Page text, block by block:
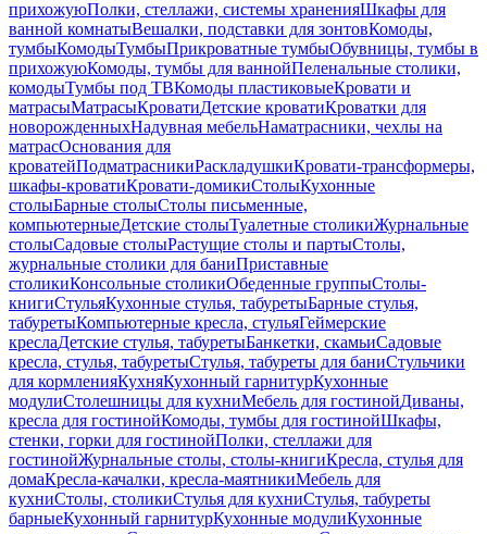
прихожуюПолки, стеллажи, системы храненияШкафы для
ванной комнатыВешалки, подставки для зонтовКомоды,
тумбыКомодыТумбыПрикроватные тумбыОбувницы, тумбы в
прихожуюКомоды, тумбы для ваннойПеленальные столики,
комодыТумбы под ТВКомоды пластиковыеКровати и
матрасыМатрасыКроватиДетские кроватиКроватки для
новорожденныхНадувная мебельНаматрасники, чехлы на
матрасОснования для
кроватейПодматрасникиРаскладушкиКровати-трансформеры,
шкафы-кроватиКровати-домикиСтолыКухонные
столыБарные столыСтолы письменные,
компьютерныеДетские столыТуалетные столикиЖурнальные
столыСадовые столыРастущие столы и партыСтолы,
журнальные столики для баниПриставные
столикиКонсольные столикиОбеденные группыСтолы-
книгиСтульяКухонные стулья, табуретыБарные стулья,
табуретыКомпьютерные кресла, стульяГеймерские
креслаДетские стулья, табуретыБанкетки, скамьиСадовые
кресла, стулья, табуретыСтулья, табуреты для баниСтульчики
для кормленияКухняКухонный гарнитурКухонные
модулиСтолешницы для кухниМебель для гостинойДиваны,
кресла для гостинойКомоды, тумбы для гостинойШкафы,
стенки, горки для гостинойПолки, стеллажи для
гостинойЖурнальные столы, столы-книгиКресла, стулья для
домаКресла-качалки, кресла-маятникиМебель для
кухниСтолы, столикиСтулья для кухниСтулья, табуреты
барныеКухонный гарнитурКухонные модулиКухонные